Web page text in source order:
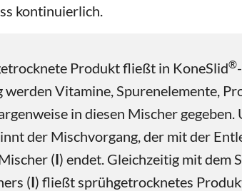
kontinuierlich.
Produkt fließt in KoneSlid®
werden Vitamine, Spurenelemente,
in diesen Mischer
der Mischvorgang, der mit der
(I) endet. Gleichzeitig mit dem
(I) fließt sprühgetrocknetes